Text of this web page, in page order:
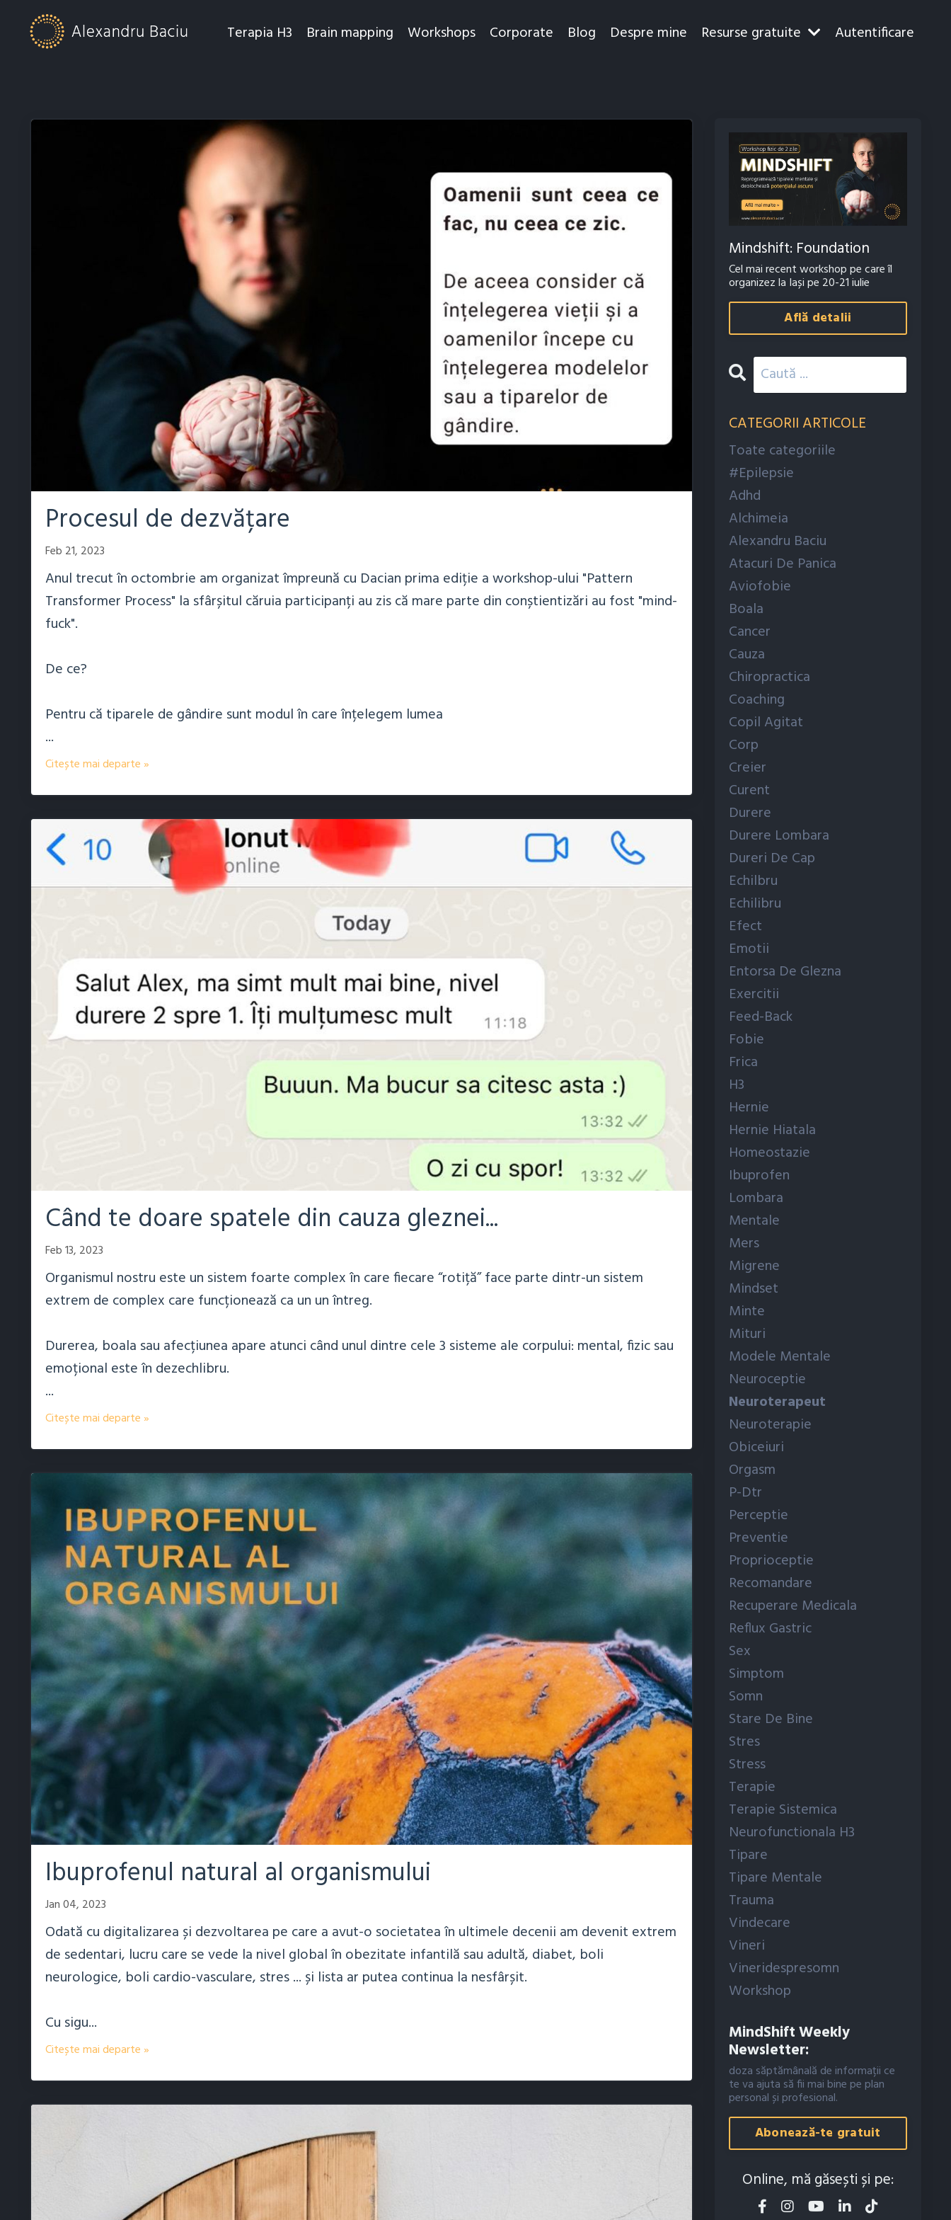
Terapia H3 Brain mapping Workshops Corporate Blog Despre mine Resurse gratuite Autentificare
Procesul de dezvățare
Feb 21, 2023
Anul trecut în octombrie am organizat împreună cu Dacian prima ediție a workshop-ului "Pattern
Transformer Process" la sfârșitul căruia participanți au zis că mare parte din conștientizări au fost "mind-
fuck".
De ce?
Pentru că tiparele de gândire sunt modul în care înțelegem lumea
...
Citește mai departe »
Când te doare spatele din cauza gleznei...
Feb 13, 2023
Organismul nostru este un sistem foarte complex în care fiecare “rotiță” face parte dintr-un sistem
extrem de complex care funcționează ca un un întreg.
Durerea, boala sau afecțiunea apare atunci când unul dintre cele 3 sisteme ale corpului: mental, fizic sau
emoțional este în dezechlibru.
...
Citește mai departe »
Ibuprofenul natural al organismului
Jan 04, 2023
Odată cu digitalizarea și dezvoltarea pe care a avut-o societatea în ultimele decenii am devenit extrem
de sedentari, lucru care se vede la nivel global în obezitate infantilă sau adultă, diabet, boli
neurologice, boli cardio-vasculare, stres ... și lista ar putea continua la nesfârșit.
Cu sigu...
Citește mai departe »
Mindshift: Foundation
Cel mai recent workshop pe care îl
organizez la Iași pe 20-21 iulie
Află detalii
CATEGORII ARTICOLE
Toate categoriile
#epilepsie
Adhd
Alchimeia
Alexandru Baciu
Atacuri De Panica
Aviofobie
Boala
Cancer
Cauza
Chiropractica
Coaching
Copil Agitat
Corp
Creier
Curent
Durere
Durere Lombara
Dureri De Cap
Echilbru
Echilibru
Efect
Emotii
Entorsa De Glezna
Exercitii
Feed-Back
Fobie
Frica
H3
Hernie
Hernie Hiatala
Homeostazie
Ibuprofen
Lombara
Mentale
Mers
Migrene
Mindset
Minte
Mituri
Modele Mentale
Neuroceptie
Neuroterapeut
Neuroterapie
Obiceiuri
Orgasm
P-Dtr
Perceptie
Preventie
Proprioceptie
Recomandare
Recuperare Medicala
Reflux Gastric
Sex
Simptom
Somn
Stare De Bine
Stres
Stress
Terapie
Terapie Sistemica
Neurofunctionala H3
Tipare
Tipare Mentale
Trauma
Vindecare
Vineri
Vineridespresomn
Workshop
MindShift Weekly
Newsletter:
doza săptămânală de informații ce
te va ajuta să fii mai bine pe plan
personal și profesional.
Abonează-te gratuit
Online, mă găsești și pe: